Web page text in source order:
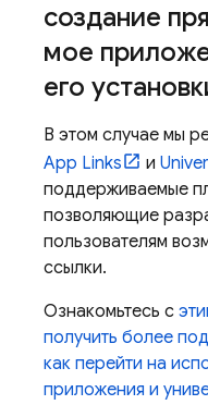
создание
мое
его
В этом случае мы
App Links
и
поддерживаемые
позволяющие
пользователям
ссылки.
Ознакомьтесь с
получить более
как перейти на
приложения и